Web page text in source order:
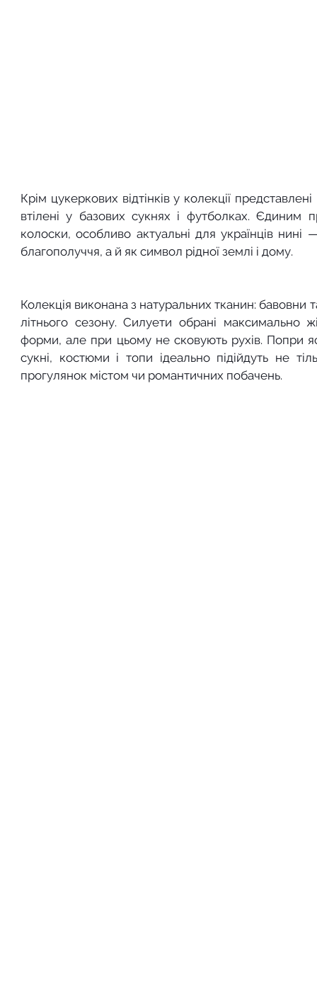
Крім цукеркових відтінків у колекції
втілені у базових сукнях і футболках. Єдиним
колоски, особливо актуальні для українців
благополуччя, а й як символ рідної землі і дому.
Колекція виконана з натуральних тканин: бавовни
літнього сезону. Силуети обрані максимально
форми, але при цьому не сковують рухів. Попри
сукні, костюми і топи ідеально підійдуть не
прогулянок містом чи романтичних побачень.